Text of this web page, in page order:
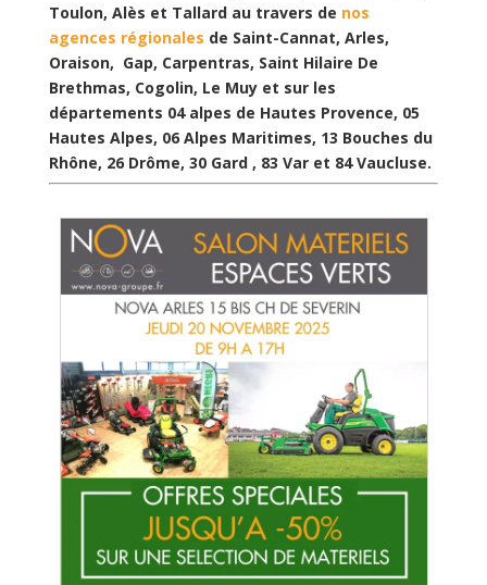
Toulon, Alès et Tallard au travers de nos
agences régionales de Saint-Cannat, Arles,
Oraison, Gap, Carpentras, Saint Hilaire De
Brethmas, Cogolin, Le Muy et sur les
départements 04 alpes de Hautes Provence, 05
Hautes Alpes, 06 Alpes Maritimes, 13 Bouches du
Rhône, 26 Drôme, 30 Gard , 83 Var et 84 Vaucluse.